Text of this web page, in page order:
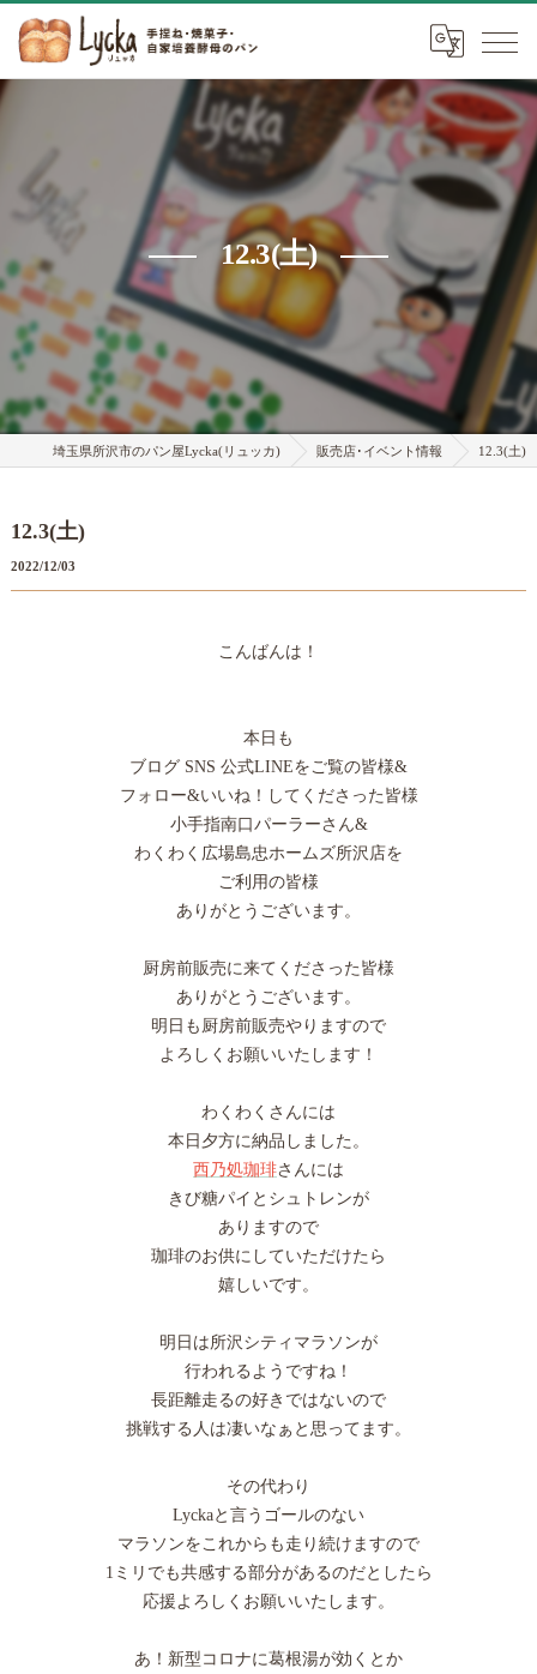
12.3(土)
埼玉県所沢市のパン屋Lycka(リュッカ) 販売店･イベント情報 12.3(土)
12.3(土)
2022/12/03
こんばんは！
本日も
ブログ SNS 公式LINEをご覧の皆様&
フォロー&いいね！してくださった皆様
小手指南口パーラーさん&
わくわく広場島忠ホームズ所沢店を
ご利用の皆様
ありがとうございます。
厨房前販売に来てくださった皆様
ありがとうございます。
明日も厨房前販売やりますので
よろしくお願いいたします！
わくわくさんには
本日夕方に納品しました。
西乃処珈琲さんには
きび糖パイとシュトレンが
ありますので
珈琲のお供にしていただけたら
嬉しいです。
明日は所沢シティマラソンが
行われるようですね！
長距離走るの好きではないので
挑戦する人は凄いなぁと思ってます。
その代わり
Lyckaと言うゴールのない
マラソンをこれからも走り続けますので
1ミリでも共感する部分があるのだとしたら
応援よろしくお願いいたします。
あ！新型コロナに葛根湯が効くとか